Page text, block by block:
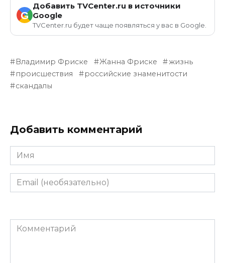
G
Добавить TVCenter.ru в источники
Google
TVCenter.ru будет чаще появляться у вас в Google.
Владимир Фриске Жанна Фриске
жизнь
происшествия
российские знаменитости
скандалы
Добавить комментарий
Имя
Email
(необязательно)
Комментарий